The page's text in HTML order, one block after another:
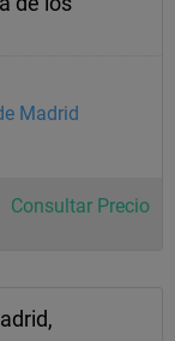
Madrid
Consultar Precio